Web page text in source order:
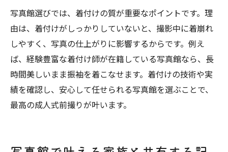
写真館選びでは、着付けの質が重要なポイントです。理
由は、着付けがしっかりしていないと、撮影中に着崩れ
しやすく、写真の仕上がりに影響するからです。例え
ば、経験豊富な着付け師が在籍している写真館なら、長
時間美しいまま振袖を着こなせます。着付けの技術や実
績を確認し、安心して任せられる写真館を選ぶことで、
最高の成人式前撮りが叶います。